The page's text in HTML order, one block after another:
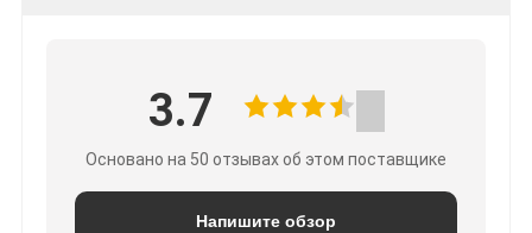
3.7
Основано на 50 отзывах об этом поставщике
Напишите обзор